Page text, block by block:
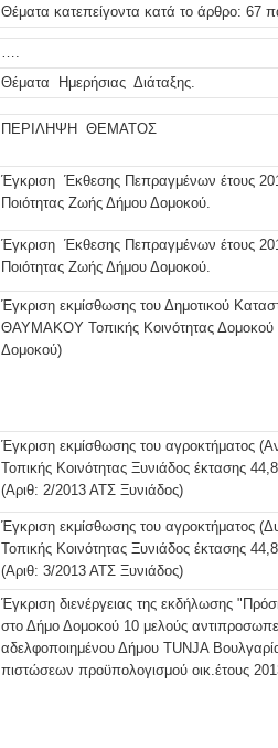
Θέματα κατεπείγοντα κατά το άρθρο: 67
….
Θέματα Ημερήσιας Διάταξης.
ΠΕΡΙΛΗΨΗ ΘΕΜΑΤΟΣ
Έγκριση Έκθεσης Πεπραγμένων έτους
Ποιότητας Ζωής Δήμου Δομοκού.
Έγκριση Έκθεσης Πεπραγμένων έτους
Ποιότητας Ζωής Δήμου Δομοκού.
Έγκριση εκμίσθωσης του Δημοτικού
ΘΑΥΜΑΚΟΥ Τοπικής Κοινότητας Δομοκού
Δομοκού)
Έγκριση εκμίσθωσης του αγροκτήματος
Τοπικής Κοινότητας Ξυνιάδος έκτασης
(Αριθ: 2/2013 ΑΤΣ Ξυνιάδος)
Έγκριση εκμίσθωσης του αγροκτήματος
Τοπικής Κοινότητας Ξυνιάδος έκτασης
(Αριθ: 3/2013 ΑΤΣ Ξυνιάδος)
Έγκριση διενέργειας της εκδήλωσης
στο Δήμο Δομοκού 10 μελούς
αδελφοποιημένου Δήμου TUNJA
πιστώσεων προϋπολογισμού οικ.έτους